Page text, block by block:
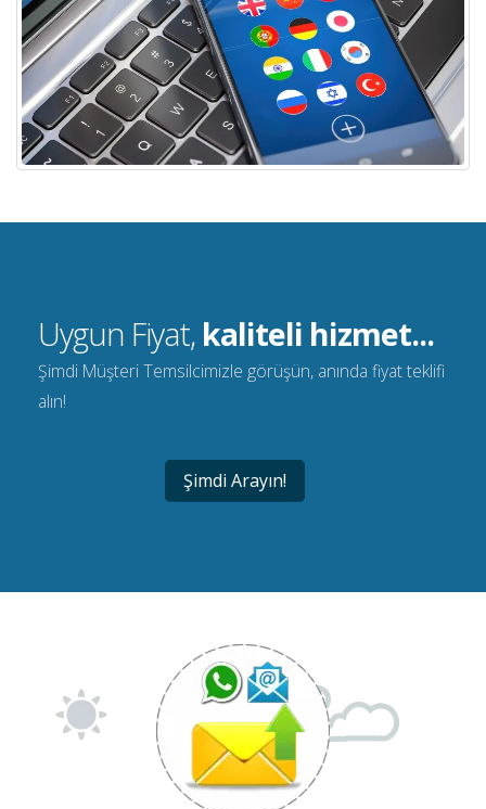
Uygun Fiyat, kaliteli hizmet...
Şimdi Müşteri Temsilcimizle görüşün, anında fiyat teklifi
alın!
Şimdi Arayın!